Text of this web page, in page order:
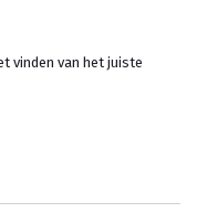
vinden van het juiste